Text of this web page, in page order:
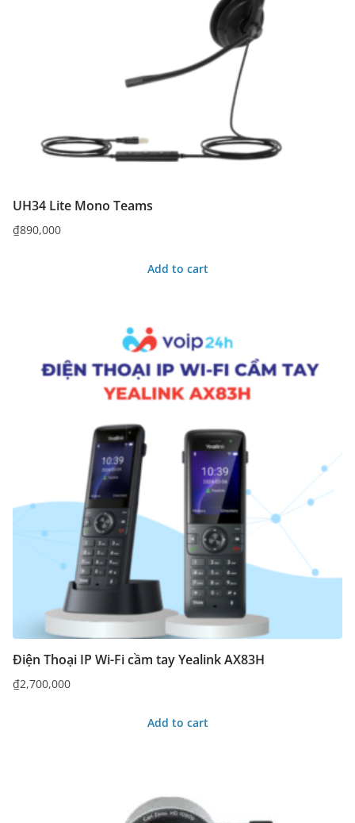
UH34 Lite Mono Teams
₫890,000
Add to cart
Điện Thoại IP Wi-Fi cầm tay Yealink AX83H
₫2,700,000
Add to cart